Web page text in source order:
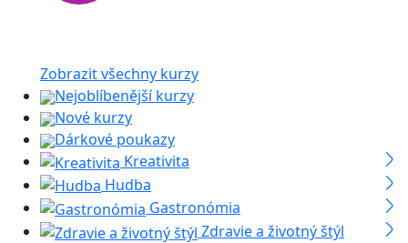
Zobrazit všechny kurzy
Nejoblíbenější kurzy
Nové kurzy
Dárkové poukazy
Kreativita
Hudba
Gastronómia
Zdravie a životný štýl